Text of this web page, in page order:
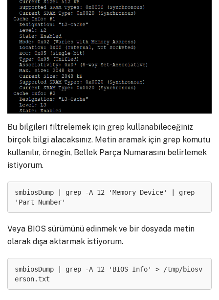
Bu bilgileri filtrelemek için grep kullanabileceğiniz
birçok bilgi alacaksınız. Metin aramak için grep komutu
kullanılır, örneğin, Bellek Parça Numarasını belirlemek
istiyorum.
smbiosDump | grep -A 12 'Memory Device' | grep
Veya BIOS sürümünü edinmek ve bir dosyada metin
olarak dışa aktarmak istiyorum.
smbiosDump | grep -A 12 'BIOS Info' > /tmp/biosv